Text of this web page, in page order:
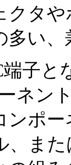
クタ
多い
子と
ネン
ンポ
、ま